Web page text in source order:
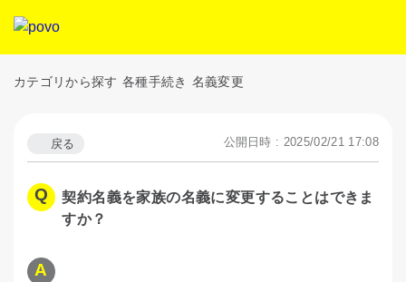
カテゴリから探す 各種手続き 名義変更
戻る 公開日時 : 2025/02/21 17:08
契約名義を家族の名義に変更することはできま
すか？